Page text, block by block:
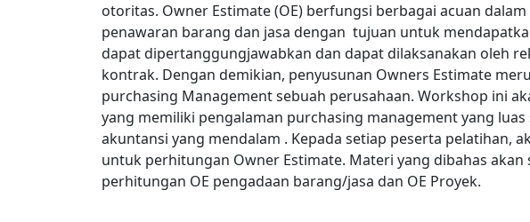
otoritas. Owner Estimate (OE) berfungsi berbagai acuan
penawaran barang dan jasa dengan tujuan untuk
dapat dipertanggungjawabkan dan dapat dilaksanakan oleh
kontrak. Dengan demikian, penyusunan Owners Estimate
purchasing Management sebuah perusahaan. Workshop ini
yang memiliki pengalaman purchasing management yang
akuntansi yang mendalam . Kepada setiap peserta pelatihan,
untuk perhitungan Owner Estimate. Materi yang dibahas
perhitungan OE pengadaan barang/jasa dan OE Proyek.